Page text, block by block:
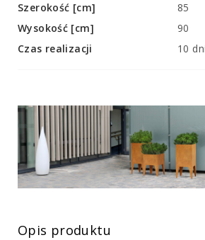
Szerokość [cm]
85
Wysokość [cm]
90
Czas realizacji
10
Opis produktu